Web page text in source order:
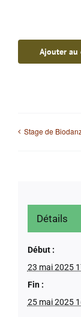
Ajouter au
Stage de
Détails
Début :
23 mai 2025
Fin :
25 mai 2025